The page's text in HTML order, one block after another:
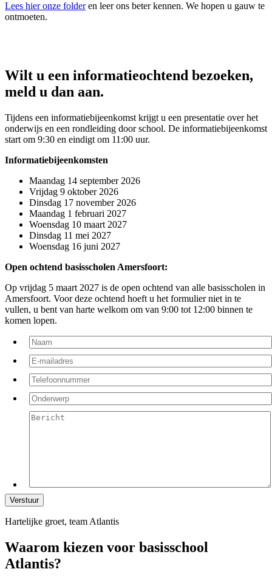
Lees hier onze folderen leer ons beter kennen. We hopen u gauw te
ontmoeten.
Wilt u een informatieochtend bezoeken,
meld u dan aan.
Tijdens een informatiebijeenkomst krijgt u een presentatie over het
onderwijs en een rondleiding door school. De informatiebijeenkomst
start om 9:30 en eindigt om 11:00 uur.
Informatiebijeenkomsten
Maandag 14 september 2026
Vrijdag 9 oktober 2026
Dinsdag 17 november 2026
Maandag 1 februari 2027
Woensdag 10 maart 2027
Dinsdag 11 mei 2027
Woensdag 16 juni 2027
Open ochtend basisscholen Amersfoort:
Op vrijdag 5 maart 2027 is de open ochtend van alle basisscholen in
Amersfoort. Voor deze ochtend hoeft u het formulier niet in te
vullen, u bent van harte welkom om van 9:00 tot 12:00 binnen te
komen lopen.
Hartelijke groet, team Atlantis
Waarom kiezen voor basisschool
Atlantis?